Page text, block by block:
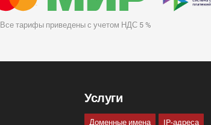
Все тарифы приведены с учетом НДС 5 %
Услуги
Доменные имена IP-адреса